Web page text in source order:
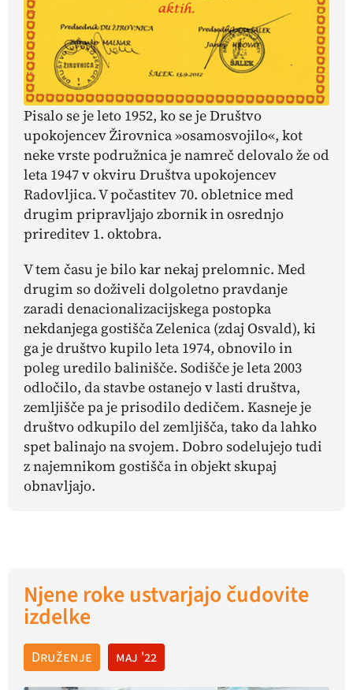
Pisalo se je leto 1952, ko se je Društvo
upokojencev Žirovnica »osamosvojilo«, kot
neke vrste podružnica je namreč delovalo že od
leta 1947 v okviru Društva upokojencev
Radovljica. V počastitev 70. obletnice med
drugim pripravljajo zbornik in osrednjo
prireditev 1. oktobra.
V tem času je bilo kar nekaj prelomnic. Med
drugim so doživeli dolgoletno pravdanje
zaradi denacionalizacijskega postopka
nekdanjega gostišča Zelenica (zdaj Osvald), ki
ga je društvo kupilo leta 1974, obnovilo in
poleg uredilo balinišče. Sodišče je leta 2003
odločilo, da stavbe ostanejo v lasti društva,
zemljišče pa je prisodilo dedičem. Kasneje je
društvo odkupilo del zemljišča, tako da lahko
spet balinajo na svojem. Dobro sodelujejo tudi
z najemnikom gostišča in objekt skupaj
obnavljajo.
Njene roke ustvarjajo čudovite
izdelke
Druženje maj '22